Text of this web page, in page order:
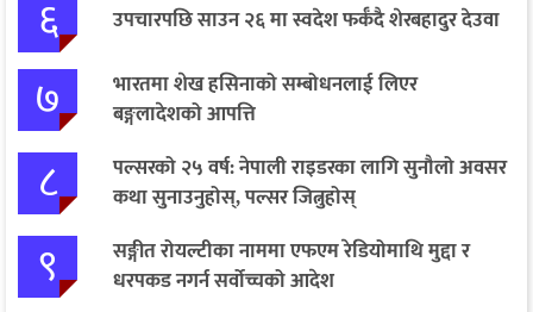
६ उपचारपछि साउन २६ मा स्वदेश फर्कँदै शेरबहादुर देउवा
७
भारतमा शेख हसिनाको सम्बोधनलाई लिएर
बङ्गलादेशको आपत्ति
८
पल्सरको २५ वर्ष: नेपाली राइडरका लागि सुनौलो अवसर
कथा सुनाउनुहोस्, पल्सर जित्नुहोस्
९
सङ्गीत रोयल्टीका नाममा एफएम रेडियोमाथि मुद्दा र
धरपकड नगर्न सर्वोच्चको आदेश